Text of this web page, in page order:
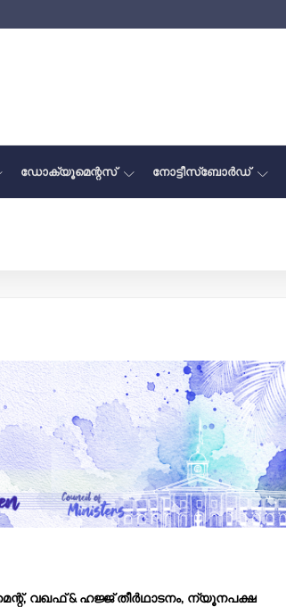
ഡോക്യൂമെന്റസ് നോട്ടീസ്‌ബോർഡ്
വഖഫ് & ഹജ്ജ് തീർഥാടനം, ന്യൂനപക്ഷ